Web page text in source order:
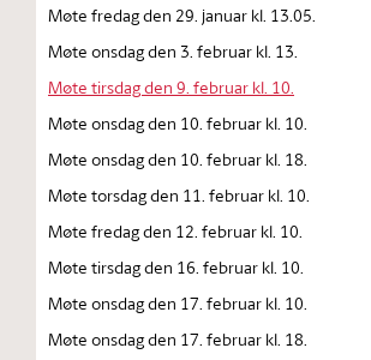
Møte fredag den 29. januar kl. 13.05.
Møte onsdag den 3. februar kl. 13.
Møte tirsdag den 9. februar kl. 10.
Møte onsdag den 10. februar kl. 10.
Møte onsdag den 10. februar kl. 18.
Møte torsdag den 11. februar kl. 10.
Møte fredag den 12. februar kl. 10.
Møte tirsdag den 16. februar kl. 10.
Møte onsdag den 17. februar kl. 10.
Møte onsdag den 17. februar kl. 18.